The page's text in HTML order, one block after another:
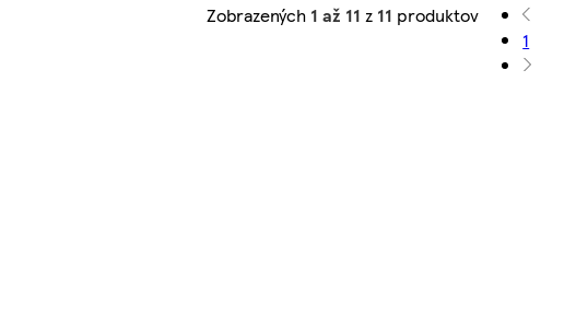
Zobrazených 1 až 11 z 11 produktov
1